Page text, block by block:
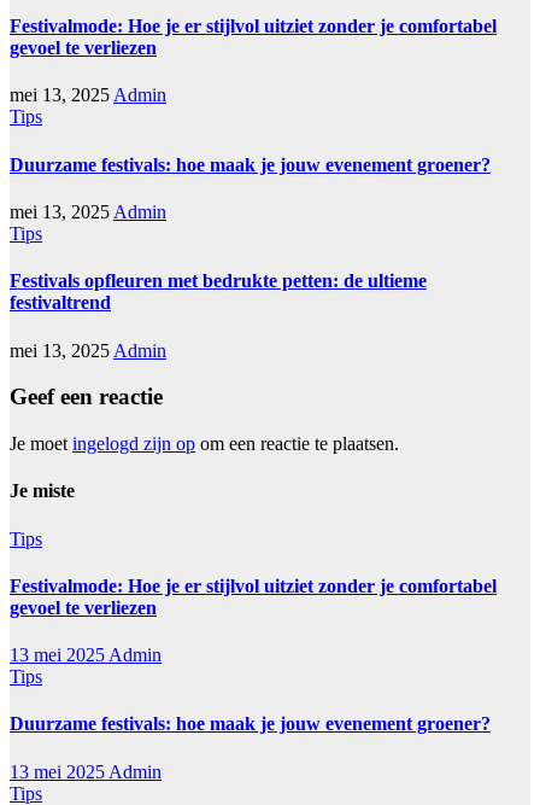
Festivalmode: Hoe je er stijlvol uitziet zonder je comfortabel
gevoel te verliezen
mei 13, 2025Admin
Tips
Duurzame festivals: hoe maak je jouw evenement groener?
mei 13, 2025 Admin
Tips
Festivals opfleuren met bedrukte petten: de ultieme
festivaltrend
mei 13, 2025 Admin
Geef een reactie
Je moet ingelogd zijn op om een reactie te plaatsen.
Je miste
Tips
Festivalmode: Hoe je er stijlvol uitziet zonder je comfortabel
gevoel te verliezen
13 mei 2025 Admin
Tips
Duurzame festivals: hoe maak je jouw evenement groener?
13 mei 2025 Admin
Tips